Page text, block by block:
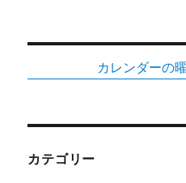
カレンダーの
カテゴリー